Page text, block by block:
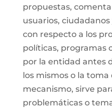
propuestas,
usuarios,
con respecto a los
políticas, programas
por la entidad antes
los mismos o la toma
mecanismo, sirve
problemáticas o